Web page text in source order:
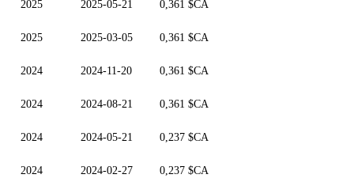
2025 2025-05-21 0,361 $CA
2025 2025-03-05 0,361 $CA
2024 2024-11-20 0,361 $CA
2024 2024-08-21 0,361 $CA
2024 2024-05-21 0,237 $CA
2024 2024-02-27 0,237 $CA